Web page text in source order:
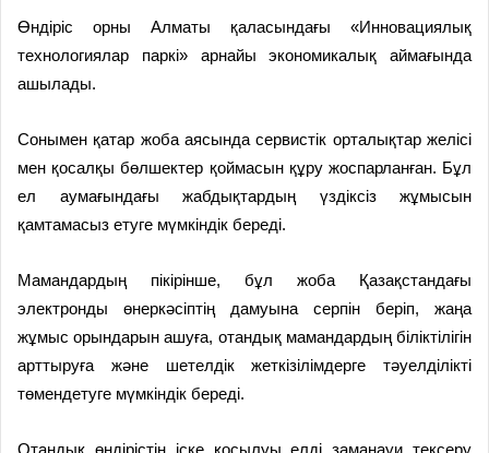
Өндіріс орны Алматы қаласындағы «Инновациялық
технологиялар паркі» арнайы экономикалық аймағында
ашылады.
Сонымен қатар жоба аясында сервистік орталықтар желісі
мен қосалқы бөлшектер қоймасын құру жоспарланған. Бұл
ел аумағындағы жабдықтардың үздіксіз жұмысын
қамтамасыз етуге мүмкіндік береді.
Мамандардың пікірінше, бұл жоба Қазақстандағы
электронды өнеркәсіптің дамуына серпін беріп, жаңа
жұмыс орындарын ашуға, отандық мамандардың біліктілігін
арттыруға және шетелдік жеткізілімдерге тәуелділікті
төмендетуге мүмкіндік береді.